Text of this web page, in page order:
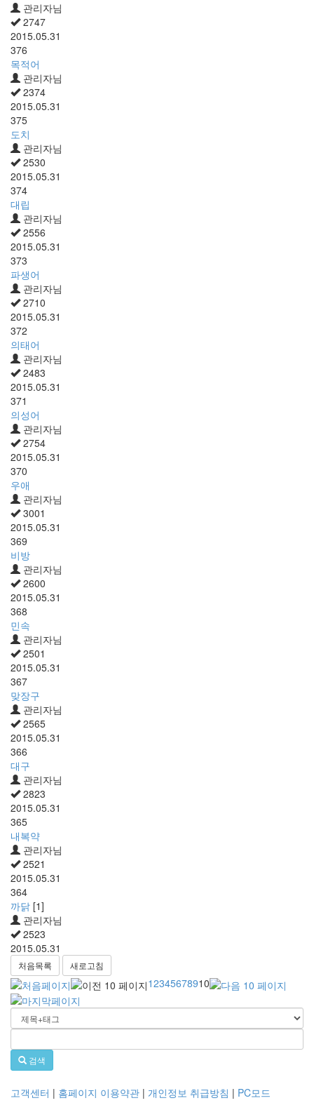
관리자님
2747
2015.05.31
376
목적어
관리자님
2374
2015.05.31
375
도치
관리자님
2530
2015.05.31
374
대립
관리자님
2556
2015.05.31
373
파생어
관리자님
2710
2015.05.31
372
의태어
관리자님
2483
2015.05.31
371
의성어
관리자님
2754
2015.05.31
370
우애
관리자님
3001
2015.05.31
369
비방
관리자님
2600
2015.05.31
368
민속
관리자님
2501
2015.05.31
367
맞장구
관리자님
2565
2015.05.31
366
대구
관리자님
2823
2015.05.31
365
내복약
관리자님
2521
2015.05.31
364
까닭 [1]
관리자님
2523
2015.05.31
처음목록 새로고침
12345678910
검색
고객센터 | 홈페이지 이용약관 | 개인정보 취급방침 | PC모드